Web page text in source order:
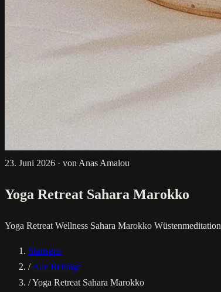
23. Juni 2026 · von Anas Amalou
Yoga Retreat Sahara Marokko
Yoga Retreat Wellness Sahara Marokko Wüstenmeditation
Startseite
/ Alle Beiträge
/Yoga Retreat Sahara Marokko